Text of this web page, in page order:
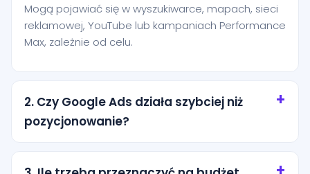
Mogą pojawiać się w wyszukiwarce, mapach, sieci
reklamowej, YouTube lub kampaniach Performance
Max, zależnie od celu.
2. Czy Google Ads działa szybciej niż
pozycjonowanie?
Tak, reklamy mogą zacząć generować ruch niemal
od razu po uruchomieniu. Pozycjonowanie zwykle